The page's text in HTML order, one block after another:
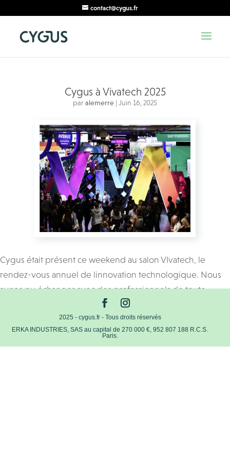
contact@cygus.fr
Cygus à Vivatech 2025
paralemerre | Juin 16, 2025
Cygus était présent ce weekend au salon VIvatech, le
rendez-vous annuel de linnovation technologique. Nous
avons pu échanger avec des professionnels de toute
industrie pour comprendre leurs besoins en mobilité.
2025 - cygus.fr - Tous droits réservés
ERKA INDUSTRIES, SAS au capital de 270 000 €, 952 807 188 R.C.S.
Paris.